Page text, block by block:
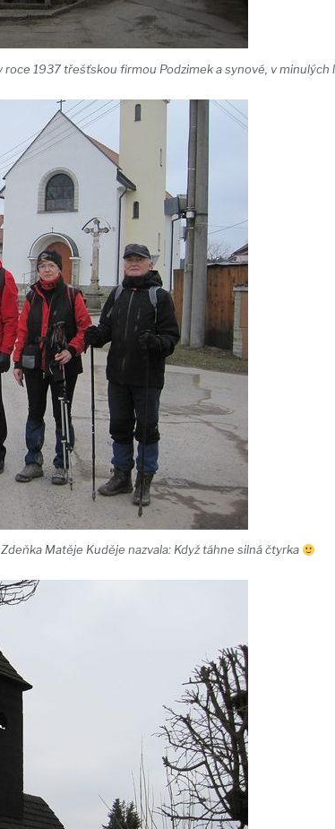
1937 třešťskou firmou Podzimek a synové, v minulých
Matěje Kuděje nazvala: Když táhne silná čtyrka